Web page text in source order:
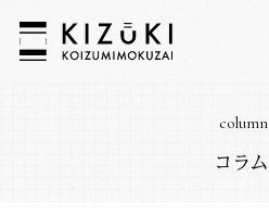
column
コラム